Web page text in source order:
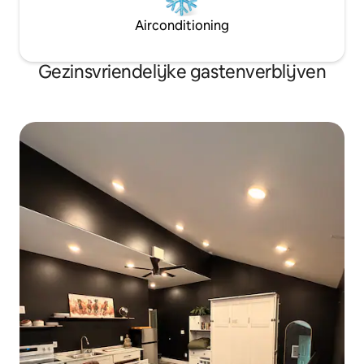
Airconditioning
Gezinsvriendelijke gastenverblijven